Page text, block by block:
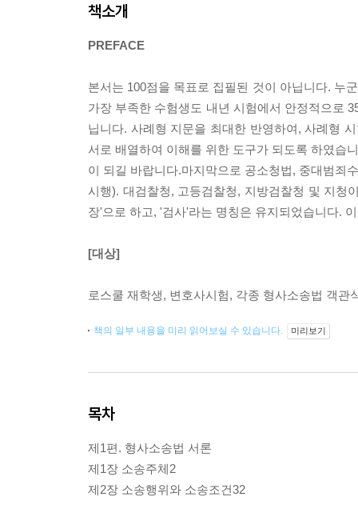
책소개
PREFACE
본서는 100점을 목표로 집필된 것이 아닙니다. 누
가장 부족한 수험생도 내년 시험에서 안정적으로
닙니다. 사례형 지문을 최대한 반영하여, 사례형
서로 배열하여 이해를 위한 도구가 되도록 하였습
이 되길 바랍니다.마지막으로 공소청법, 중대범죄
시행). 대검찰청, 고등검찰청, 지방검찰청 및 지청
장'으로 하고, '검사'라는 명칭은 유지되었습니다.
[대상]
로스쿨 재학생, 변호사시험, 각종 형사소송법 객관
책의 일부 내용을 미리 읽어보실 수 있습니다. 미리보기
목차
제1편. 형사소송법 서론
제1장 소송주체2
제2장 소송행위와 소송조건32